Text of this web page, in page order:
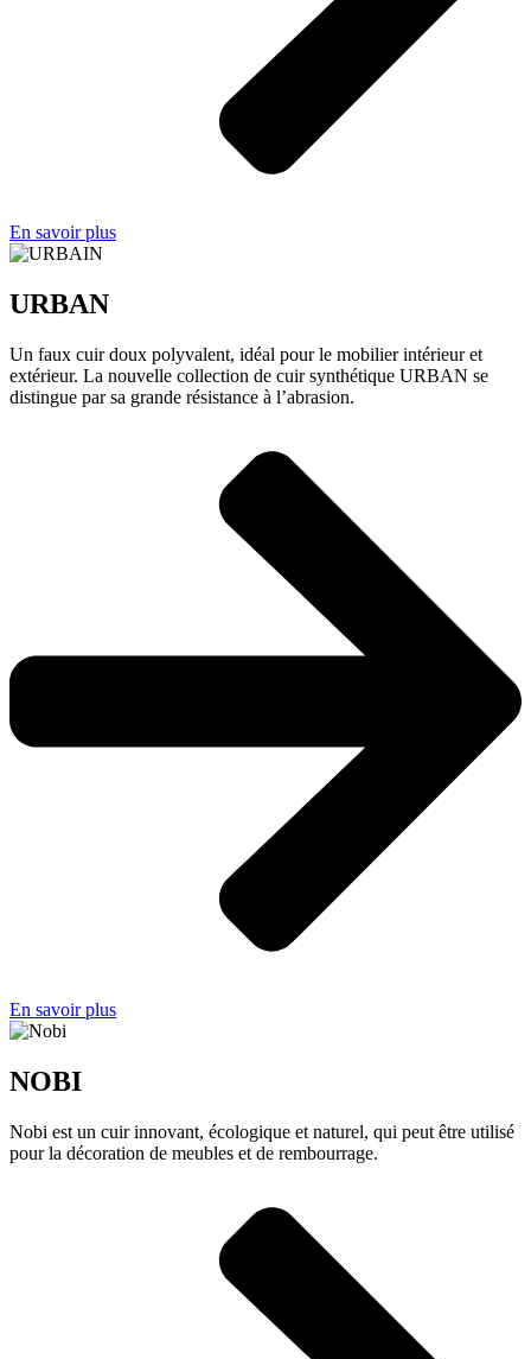
En savoir plus
URBAN
Un faux cuir doux polyvalent, idéal pour le mobilier intérieur et
extérieur. La nouvelle collection de cuir synthétique URBAN se
distingue par sa grande résistance à l’abrasion.
En savoir plus
NOBI
Nobi est un cuir innovant, écologique et naturel, qui peut être utilisé
pour la décoration de meubles et de rembourrage.